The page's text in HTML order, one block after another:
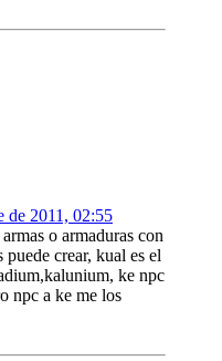
de 2011, 02:55
o armaduras con
crear, kual es el
ke npc
npc a ke me los